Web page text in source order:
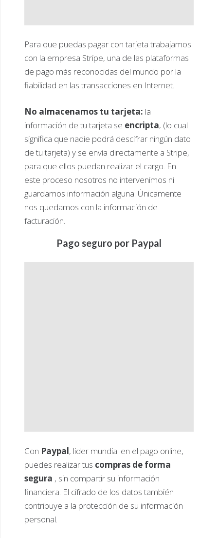
Para que puedas pagar con tarjeta trabajamos
con la empresa Stripe, una de las plataformas
de pago más reconocidas del mundo por la
fiabilidad en las transacciones en Internet.
No almacenamos tu tarjeta: la
información de tu tarjeta se encripta, (lo cual
significa que nadie podrá descifrar ningún dato
de tu tarjeta) y se envía directamente a Stripe,
para que ellos puedan realizar el cargo. En
este proceso nosotros no intervenimos ni
guardamos información alguna. Únicamente
nos quedamos con la información de
facturación.
Pago seguro por Paypal
Con Paypal, lider mundial en el pago online,
puedes realizar tus compras de forma
segura , sin compartir su información
financiera. El cifrado de los datos también
contribuye a la protección de su información
personal.